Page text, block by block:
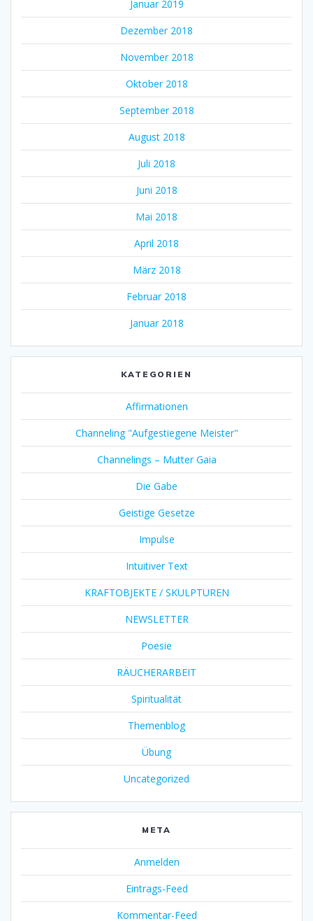
Januar 2019
Dezember 2018
November 2018
Oktober 2018
September 2018
August 2018
Juli 2018
Juni 2018
Mai 2018
April 2018
März 2018
Februar 2018
Januar 2018
KATEGORIEN
Affirmationen
Channeling "Aufgestiegene Meister"
Channelings – Mutter Gaia
Die Gabe
Geistige Gesetze
Impulse
Intuitiver Text
KRAFTOBJEKTE / SKULPTUREN
NEWSLETTER
Poesie
RÄUCHERARBEIT
Spiritualität
Themenblog
Übung
Uncategorized
META
Anmelden
Eintrags-Feed
Kommentar-Feed